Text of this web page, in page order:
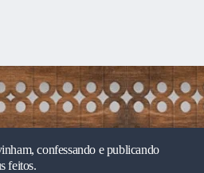
confessando e publicando
feitos.